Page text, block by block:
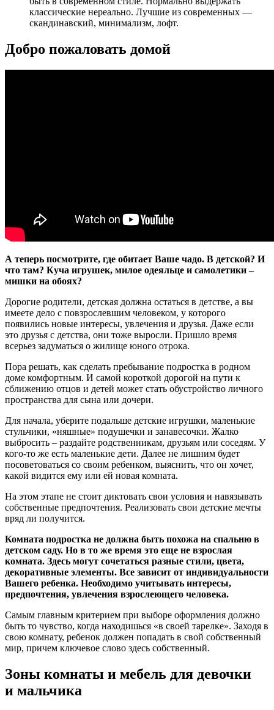
классические нереально. Лучшие из современных —
скандинавский, минимализм, лофт.
Добро пожаловать домой
А теперь посмотрите, где обитает Ваше чадо. В детской? И
что там? Куча игрушек, милое одеяльце и самолетики –
мишки на обоях?
Дорогие родители, детская должна остаться в детстве, а вы
имеете дело с повзрослевшим человеком, у которого
появились новые интересы, увлечения и друзья. Даже если
это друзья с детства, они тоже выросли. Пришло время
всерьез задуматься о жилище юного отрока.
Пора решать, как сделать пребывание подростка в родном
доме комфортным. И самой короткой дорогой на пути к
сближению отцов и детей может стать обустройство личного
пространства для сына или дочери.
Для начала, уберите подальше детские игрушки, маленькие
стульчики, «няшные» подушечки и занавесочки. Жалко
выбросить – раздайте родственникам, друзьям или соседям. У
кого-то же есть маленькие дети. Далее не лишним будет
посоветоваться со своим ребенком, выяснить, что он хочет,
какой видится ему или ей новая комната.
На этом этапе не стоит диктовать свои условия и навязывать
собственные предпочтения. Реализовать свои детские мечты
вряд ли получится.
Комната подростка не должна быть похожа на спальню в
детском саду. Но в то же время это еще не взрослая
комната. Здесь могут сочетаться разные стили, цвета,
декоративные элементы. Все зависит от индивидуальности
Вашего ребенка. Необходимо учитывать интересы,
предпочтения, увлечения взрослеющего человека.
Самым главным критерием при выборе оформления должно
быть то чувство, когда находишься «в своей тарелке». Заходя в
свою комнату, ребенок должен попадать в свой собственный
мир, причем ключевое слово здесь собственный.
Зоны комнаты и мебель для девочки
и мальчика